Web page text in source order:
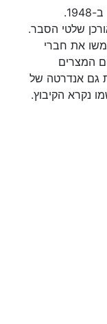
אתר המשחזר את הקרב שנערך במקום ב-1948.
שלטי הסבר.
את חברי
המצרים
גם אנדרטה של
נקרא הקיבוץ.